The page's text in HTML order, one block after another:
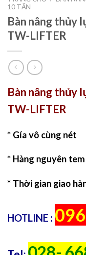
10 TẤN
Bàn nâng thủy
TW-LIFTER
Bàn nâng thủy
TW-LIFTER
* Gía vô cùng nét
* Hàng nguyên
* Thời gian giao
HOTLINE :